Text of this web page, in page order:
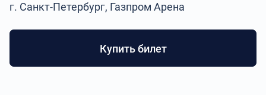
г. Санкт-Петербург, Газпром Арена
Купить билет